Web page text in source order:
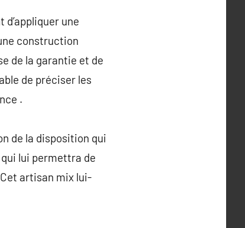
une
construction
de la garantie et de
de préciser les
.
de la disposition qui
lui permettra de
artisan mix lui-